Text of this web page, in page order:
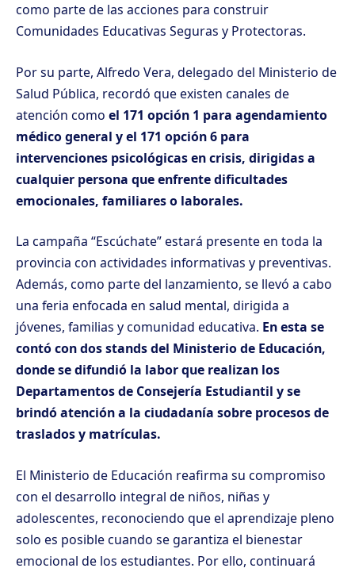
como parte de las acciones para construir
Comunidades Educativas Seguras y Protectoras.
Por su parte, Alfredo Vera, delegado del Ministerio de
Salud Pública, recordó que existen canales de
atención como el 171 opción 1 para agendamiento
médico general y el 171 opción 6 para
intervenciones psicológicas en crisis, dirigidas a
cualquier persona que enfrente dificultades
emocionales, familiares o laborales.
La campaña “Escúchate” estará presente en toda la
provincia con actividades informativas y preventivas.
Además, como parte del lanzamiento, se llevó a cabo
una feria enfocada en salud mental, dirigida a
jóvenes, familias y comunidad educativa. En esta se
contó con dos stands del Ministerio de Educación,
donde se difundió la labor que realizan los
Departamentos de Consejería Estudiantil y se
brindó atención a la ciudadanía sobre procesos de
traslados y matrículas.
El Ministerio de Educación reafirma su compromiso
con el desarrollo integral de niños, niñas y
adolescentes, reconociendo que el aprendizaje pleno
solo es posible cuando se garantiza el bienestar
emocional de los estudiantes. Por ello, continuará